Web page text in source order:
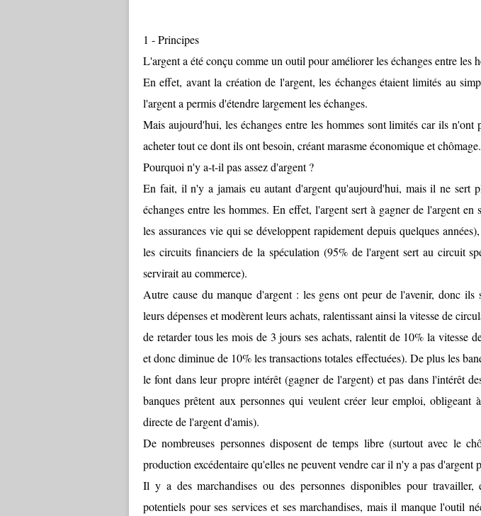
1 - Principes
L'argent a été conçu comme un outil pour améliorer les échanges entre les
En effet, avant la création de l'argent, les échanges étaient limités au
l'argent a permis d'étendre largement les échanges.
Mais aujourd'hui, les échanges entre les hommes sont limités car ils n'ont
acheter tout ce dont ils ont besoin, créant marasme économique et chômage.
Pourquoi n'y a-t-il pas assez d'argent ?
En fait, il n'y a jamais eu autant d'argent qu'aujourd'hui, mais il ne sert
échanges entre les hommes. En effet, l'argent sert à gagner de l'argent en
les assurances vie qui se développent rapidement depuis quelques
les circuits financiers de la spéculation (95% de l'argent sert au circuit
servirait au commerce).
Autre cause du manque d'argent : les gens ont peur de l'avenir, donc ils
leurs dépenses et modèrent leurs achats, ralentissant ainsi la vitesse de
de retarder tous les mois de 3 jours ses achats, ralentit de 10% la vitesse
et donc diminue de 10% les transactions totales effectuées). De plus les
le font dans leur propre intérêt (gagner de l'argent) et pas dans l'intérêt
banques prêtent aux personnes qui veulent créer leur emploi, obligeant
directe de l'argent d'amis).
De nombreuses personnes disposent de temps libre (surtout avec le
production excédentaire qu'elles ne peuvent vendre car il n'y a pas d'argent
Il y a des marchandises ou des personnes disponibles pour travailler,
potentiels pour ses services et ses marchandises, mais il manque l'outil